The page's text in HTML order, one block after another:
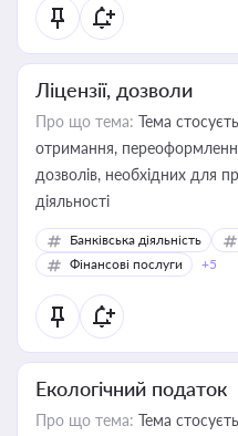
Ліцензії, дозволи
Про що тема: Тема
отримання,
дозволів, необхідних для
діяльності
Банківська діяльність
Фінансові послуги
+5
Екологічний податок
Про що тема: Тема